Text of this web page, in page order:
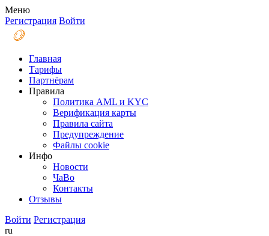
Меню
Регистрация Войти
Главная
Тарифы
Партнёрам
Правила
Политика AML и KYC
Верификация карты
Правила сайта
Предупреждение
Файлы coоkie
Инфо
Новости
ЧаВо
Контакты
Отзывы
Войти Регистрация
ru